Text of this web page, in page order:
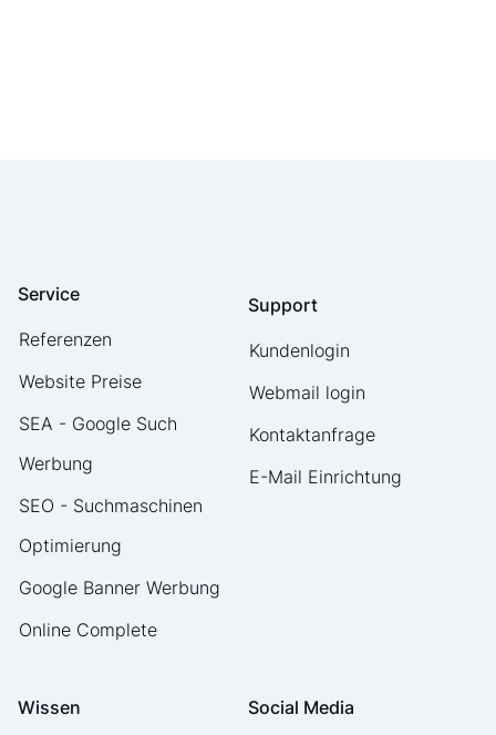
Service
Referenzen
Website Preise
SEA - Google Such
Werbung
SEO - Suchmaschinen
Optimierung
Google Banner Werbung
Online Complete
Support
Kundenlogin
Webmail login
Kontaktanfrage
E-Mail Einrichtung
Wissen Social Media